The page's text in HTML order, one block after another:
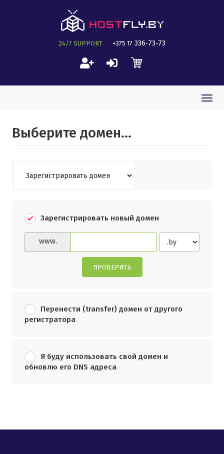
24/7 SUPPORT +375 17 336-73-73
Выберите домен...
Зарегистрировать новый домен
www.
ПРОВЕРИТЬ
Перенести (transfer) домен от другого
регистратора
Я буду использовать свой домен и
обновлю его DNS адреса